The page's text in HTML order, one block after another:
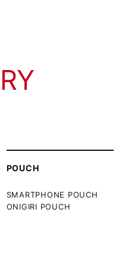
POUCH
SMARTPHONE POUCH
ONIGIRI POUCH